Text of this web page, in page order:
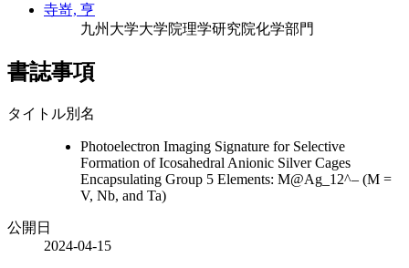
寺嵜, 亨
九州大学大学院理学研究院化学部門
書誌事項
タイトル別名
Photoelectron Imaging Signature for Selective
Formation of Icosahedral Anionic Silver Cages
Encapsulating Group 5 Elements: M@Ag_12^– (M =
V, Nb, and Ta)
公開日
2024-04-15